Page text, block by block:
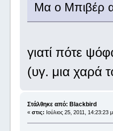
Μα ο Μπιβέρ
γιατί πότε
(υγ. μια χαρά
Στάλθηκε από: Blackbird
« στις: Ιούλιος 25, 2011, 14:23:23